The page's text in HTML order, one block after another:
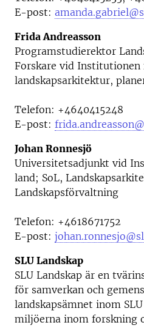
E-post:
Frida Andreasson
Programstudierektor
Forskare vid Institutionen
landskapsarkitektur,
Telefon: +4640415248
E-post:
Johan Ronnesjö
Universitetsadjunkt vid
land; SoL,
Landskapsförvaltning
Telefon: +4618671752
E-post:
SLU Landskap
SLU Landskap är en
för samverkan och
landskapsämnet inom
miljöerna inom forskning